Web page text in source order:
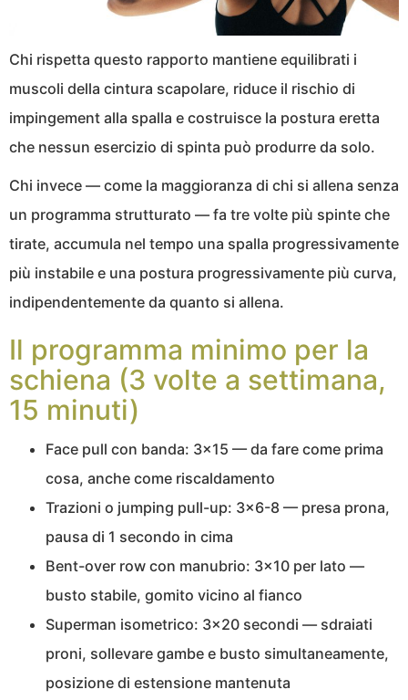
Chi rispetta questo rapporto mantiene equilibrati i
muscoli della cintura scapolare, riduce il rischio di
impingement alla spalla e costruisce la postura eretta
che nessun esercizio di spinta può produrre da solo.
Chi invece — come la maggioranza di chi si allena senza
un programma strutturato — fa tre volte più spinte che
tirate, accumula nel tempo una spalla progressivamente
più instabile e una postura progressivamente più curva,
indipendentemente da quanto si allena.
Il programma minimo per la
schiena (3 volte a settimana,
15 minuti)
Face pull con banda: 3×15 — da fare come prima
cosa, anche come riscaldamento
Trazioni o jumping pull-up: 3×6-8 — presa prona,
pausa di 1 secondo in cima
Bent-over row con manubrio: 3×10 per lato —
busto stabile, gomito vicino al fianco
Superman isometrico: 3×20 secondi — sdraiati
proni, sollevare gambe e busto simultaneamente,
posizione di estensione mantenuta